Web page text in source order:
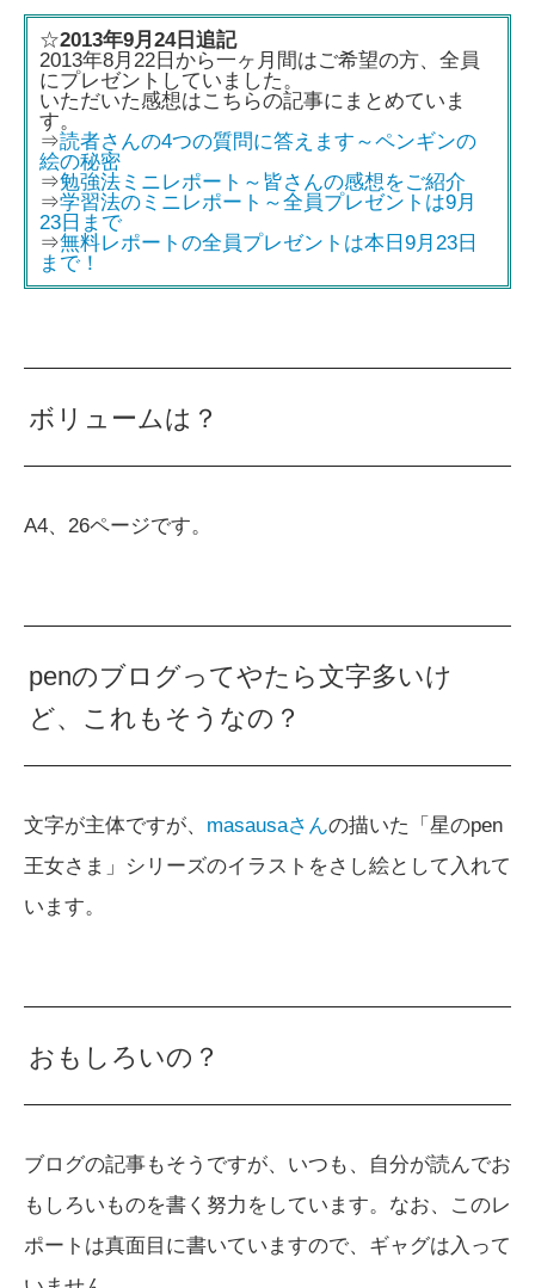
☆2013年9月24日追記
2013年8月22日から一ヶ月間はご希望の方、全員
にプレゼントしていました。
いただいた感想はこちらの記事にまとめていま
す。
⇒読者さんの4つの質問に答えます～ペンギンの
絵の秘密
⇒勉強法ミニレポート～皆さんの感想をご紹介
⇒学習法のミニレポート～全員プレゼントは9月
23日まで
⇒無料レポートの全員プレゼントは本日9月23日
まで！
ボリュームは？
A4、26ページです。
penのブログってやたら文字多いけ
ど、これもそうなの？
文字が主体ですが、 masausaさんの描いた「星のpen
王女さま」シリーズのイラストをさし絵として入れて
います。
おもしろいの？
ブログの記事もそうですが、いつも、自分が読んでお
もしろいものを書く努力をしています。なお、このレ
ポートは真面目に書いていますので、ギャグは入って